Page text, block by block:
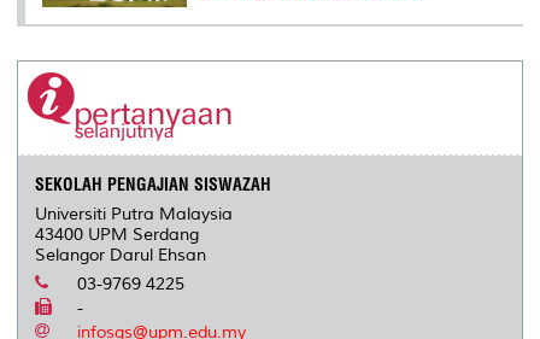
SEKOLAH PENGAJIAN SISWAZAH
Universiti Putra Malaysia
43400 UPM Serdang
Selangor Darul Ehsan
03-9769 4225
-
infosgs@upm.edu.my